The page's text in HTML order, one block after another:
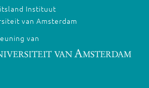
Instituut
van Amsterdam
van